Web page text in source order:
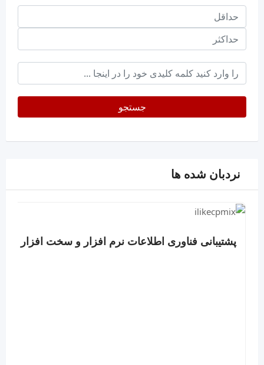
حداقل
قیمت
حداکثر
keyword
جستجو
نردبان شده ها
پشتیبانی فناوری اطلاعات نرم افزار و سخت افزار